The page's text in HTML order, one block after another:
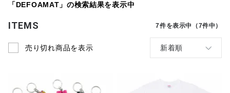
「DEFOAMAT」の検索結果を表示中
ITEMS 7件を表示中（7件中）
売り切れ商品を表示